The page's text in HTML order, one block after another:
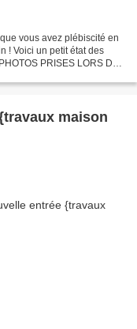
vous avez plébiscité en
! Voici un petit état des
PRISES LORS DE
maison